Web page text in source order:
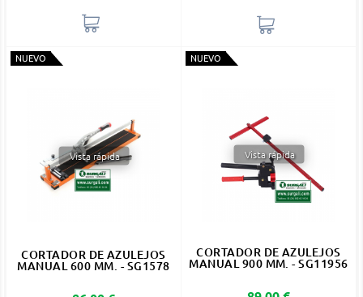
NUEVO
Vista rápida
CORTADOR DE AZULEJOS
MANUAL 600 MM. - SG1578
NUEVO
Vista rápida
CORTADOR DE AZULEJOS
MANUAL 900 MM. - SG11956